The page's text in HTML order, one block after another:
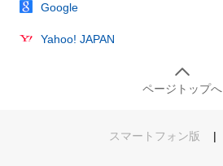
Google
Yahoo! JAPAN
ページトップへ
スマートフォン版 |